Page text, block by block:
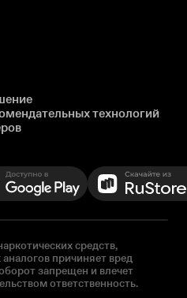
технологий
средств,
причиняет вред
запрещен и влечет
ответственность.